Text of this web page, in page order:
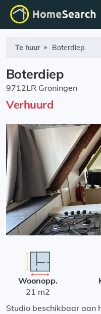
Te huur Boterdiep
Boterdiep
9712LR Groningen
Verhuurd
Woonopp.
21 m2
Studio beschikbaar aan